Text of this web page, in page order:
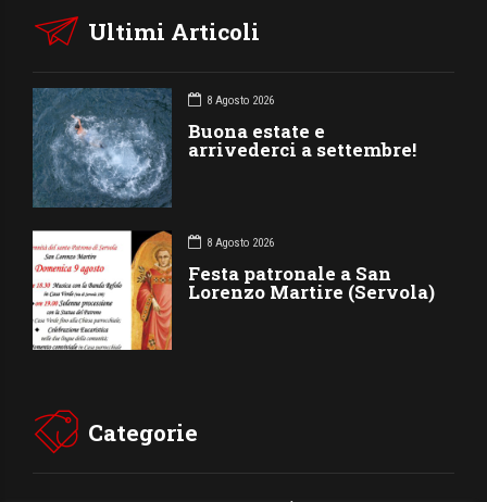
Ultimi Articoli
8 Agosto 2026
Buona estate e
arrivederci a settembre!
8 Agosto 2026
Festa patronale a San
Lorenzo Martire (Servola)
Categorie